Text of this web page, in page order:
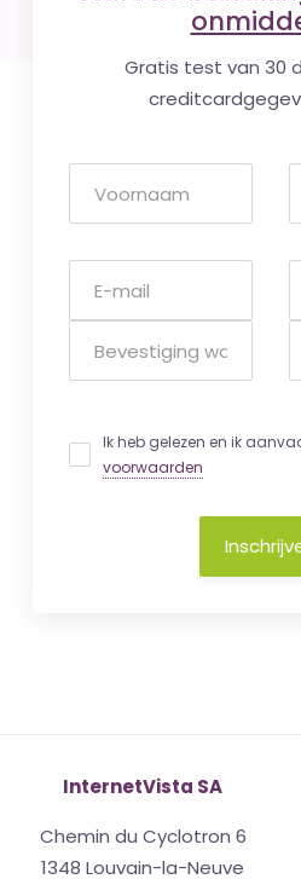
Gratis test van 30
Ik heb gelezen en ik
voorwaarden
InternetVista SA
Chemin du Cyclotron 6
1348 Louvain-la-Neuve